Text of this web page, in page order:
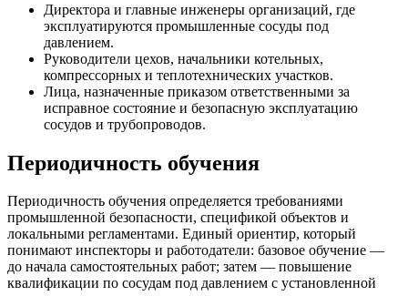
Директора и главные инженеры организаций, где
эксплуатируются промышленные сосуды под
давлением.
Руководители цехов, начальники котельных,
компрессорных и теплотехнических участков.
Лица, назначенные приказом ответственными за
исправное состояние и безопасную эксплуатацию
сосудов и трубопроводов.
Периодичность обучения
Периодичность обучения определяется требованиями
промышленной безопасности, спецификой объектов и
локальными регламентами. Единый ориентир, который
понимают инспекторы и работодатели: базовое обучение —
до начала самостоятельных работ; затем — повышение
квалификации по сосудам под давлением с установленной